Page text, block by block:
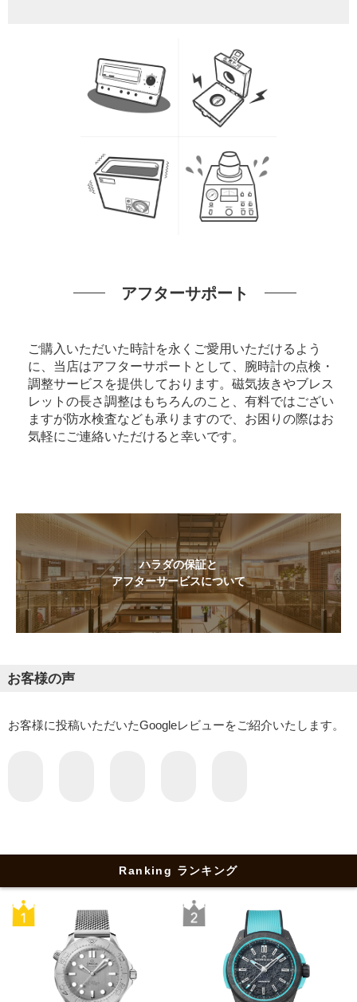
アフターサポート
ご購入いただいた時計を永くご愛用いただけるよう
に、当店はアフターサポートとして、腕時計の点検・
調整サービスを提供しております。磁気抜きやブレス
レットの長さ調整はもちろんのこと、有料ではござい
ますが防水検査なども承りますので、お困りの際はお
気軽にご連絡いただけると幸いです。
ハラダの保証と
アフターサービスについて
お客様の声
お客様に投稿いただいたGoogleレビューをご紹介いたします。
Ranking ランキング